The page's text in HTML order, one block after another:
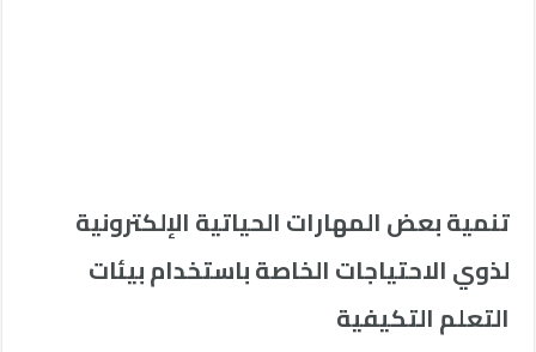
تنمية بعض المهارات الحياتية الإلكترونية
لذوي الاحتياجات الخاصة باستخدام بيئات
التعلم التكيفية